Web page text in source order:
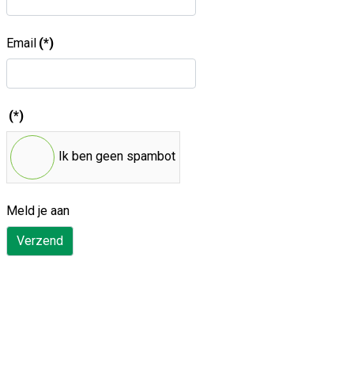
Email (*)
(*)
Ik ben geen spambot
Meld je aan
Verzend